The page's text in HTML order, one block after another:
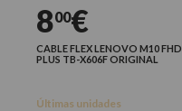
800€
CABLE FLEX LENOVO M10 FHD
PLUS TB-X606F ORIGINAL
Últimas unidades